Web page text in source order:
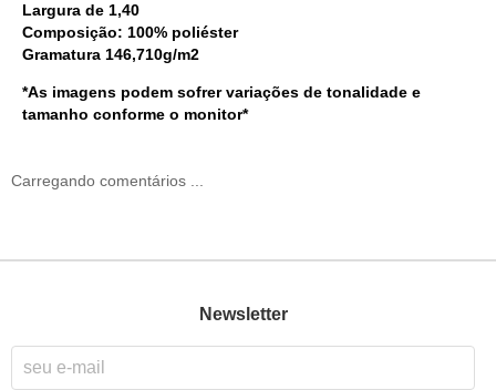
Largura de 1,40
Composição: 100% poliéster
Gramatura 146,710g/m2
*As imagens podem sofrer variações de tonalidade e
tamanho conforme o monitor*
Carregando comentários ...
Newsletter